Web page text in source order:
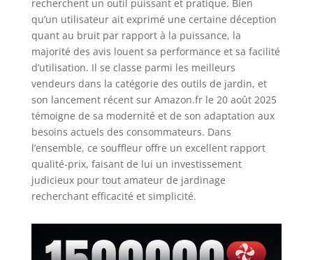
recherchent un outil puissant et pratique. Bien
qu’un utilisateur ait exprimé une certaine déception
quant au bruit par rapport à la puissance, la
majorité des avis louent sa performance et sa facilité
d’utilisation. Il se classe parmi les meilleurs
vendeurs dans la catégorie des outils de jardin, et
son lancement récent sur Amazon.fr le 20 août 2025
témoigne de sa modernité et de son adaptation aux
besoins actuels des consommateurs. Dans
l’ensemble, ce souffleur offre un excellent rapport
qualité-prix, faisant de lui un investissement
judicieux pour tout amateur de jardinage
recherchant efficacité et simplicité.